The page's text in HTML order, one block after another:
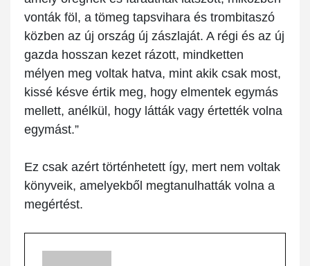
vonták föl, a tömeg tapsvihara és trombitaszó
közben az új ország új zászlaját. A régi és az új
gazda hosszan kezet rázott, mindketten
mélyen meg voltak hatva, mint akik csak most,
kissé késve értik meg, hogy elmentek egymás
mellett, anélkül, hogy látták vagy értették volna
egymást.”
Ez csak azért történhetett így, mert nem voltak
könyveik, amelyekből megtanulhatták volna a
megértést.